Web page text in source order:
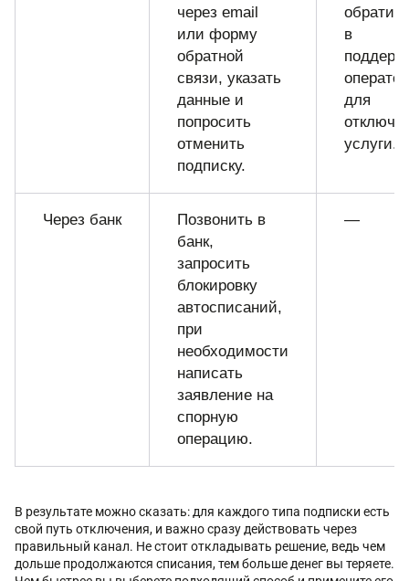
через email
или форму
обратной
связи, указать
данные и
попросить
отменить
подписку.
в
для
услуги.
Через банк
Позвонить в
банк,
запросить
блокировку
автосписаний,
при
необходимости
написать
заявление на
спорную
операцию.
—
В результате можно сказать: для каждого типа подписки есть
свой путь отключения, и важно сразу действовать через
правильный канал. Не стоит откладывать решение, ведь чем
дольше продолжаются списания, тем больше денег вы теряете.